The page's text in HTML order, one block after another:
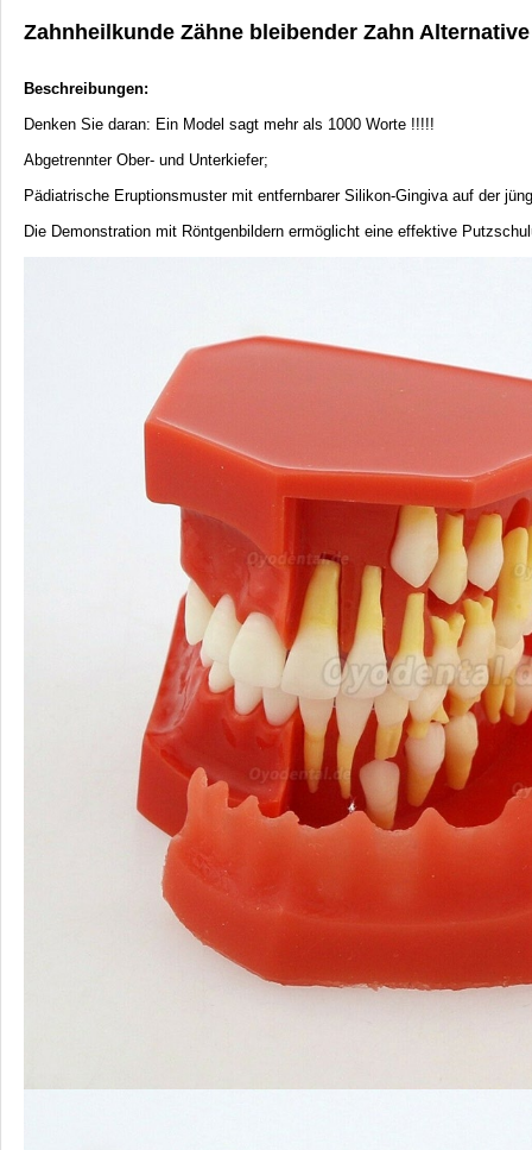
Zahnheilkunde Zähne bleibender Zahn
Beschreibungen:
Denken Sie daran: Ein Model sagt mehr als 1000 Worte !!!!!
Abgetrennter Ober- und Unterkiefer;
Pädiatrische Eruptionsmuster mit entfernbarer Silikon-Gingiva auf der
Die Demonstration mit Röntgenbildern ermöglicht eine effektive